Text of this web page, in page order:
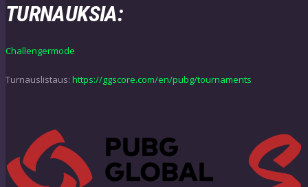
TURNAUKSIA:
Challengermode
Turnauslistaus: https://ggscore.com/en/pubg/tournaments